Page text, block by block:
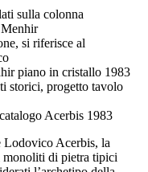
sulla colonna
si riferisce al
piano in cristallo 1983
storici, progetto tavolo
Acerbis 1983
Lodovico Acerbis, la
monoliti di pietra tipici